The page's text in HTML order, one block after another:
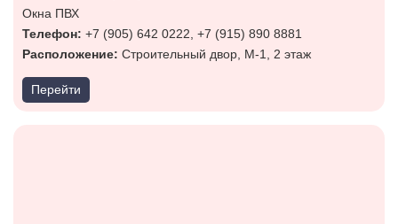
Окна ПВХ
Телефон: +7 (905) 642 0222, +7 (915) 890 8881
Расположение: Строительный двор, М-1, 2 этаж
Перейти